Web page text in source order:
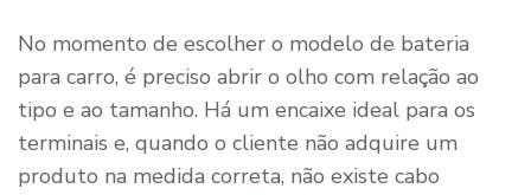
No momento de escolher o modelo de bateria
para carro, é preciso abrir o olho com relação ao
tipo e ao tamanho. Há um encaixe ideal para os
terminais e, quando o cliente não adquire um
produto na medida correta, não existe cabo